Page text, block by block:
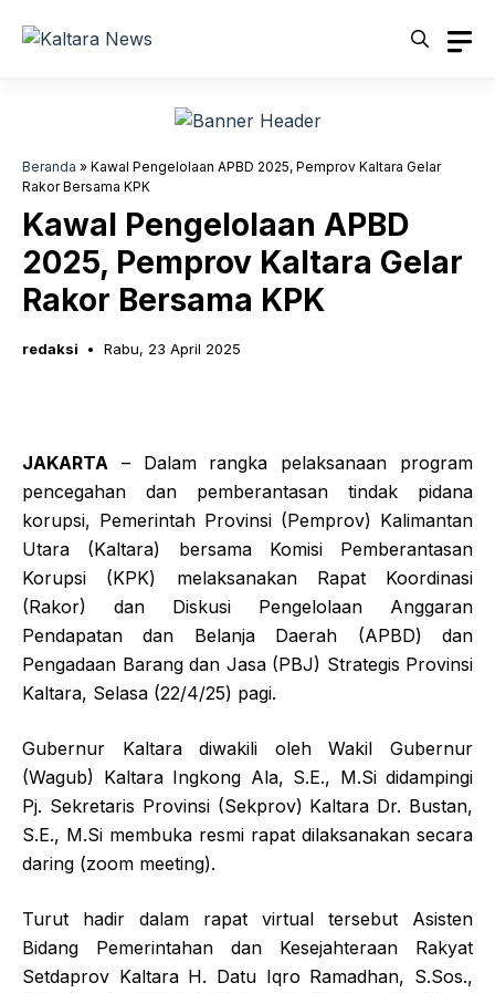
Beranda » Kawal Pengelolaan APBD 2025, Pemprov Kaltara Gelar
Rakor Bersama KPK
Kawal Pengelolaan APBD
2025, Pemprov Kaltara Gelar
Rakor Bersama KPK
redaksi Rabu, 23 April 2025
JAKARTA – Dalam rangka pelaksanaan program
pencegahan dan pemberantasan tindak pidana
korupsi, Pemerintah Provinsi (Pemprov) Kalimantan
Utara (Kaltara) bersama Komisi Pemberantasan
Korupsi (KPK) melaksanakan Rapat Koordinasi
(Rakor) dan Diskusi Pengelolaan Anggaran
Pendapatan dan Belanja Daerah (APBD) dan
Pengadaan Barang dan Jasa (PBJ) Strategis Provinsi
Kaltara, Selasa (22/4/25) pagi.
Gubernur Kaltara diwakili oleh Wakil Gubernur
(Wagub) Kaltara Ingkong Ala, S.E., M.Si didampingi
Pj. Sekretaris Provinsi (Sekprov) Kaltara Dr. Bustan,
S.E., M.Si membuka resmi rapat dilaksanakan secara
daring (zoom meeting).
Turut hadir dalam rapat virtual tersebut Asisten
Bidang Pemerintahan dan Kesejahteraan Rakyat
Setdaprov Kaltara H. Datu Iqro Ramadhan, S.Sos.,